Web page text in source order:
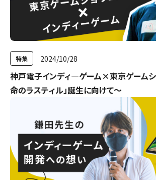
特集 2024/10/28
神戸電子インディ―ゲーム×東京ゲームシ
命のラスティル」誕生に向けて～